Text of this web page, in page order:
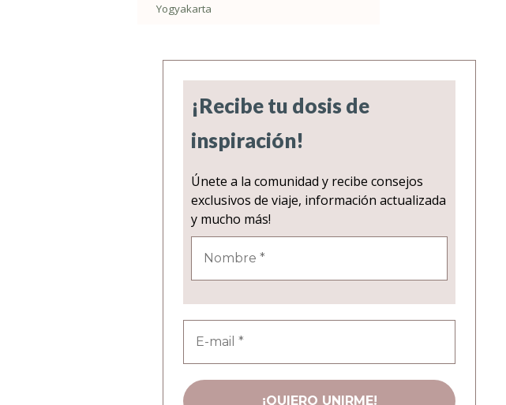
Yogyakarta
¡Recibe tu dosis de
inspiración!
Únete a la comunidad y recibe consejos
exclusivos de viaje, información actualizada
y mucho más!